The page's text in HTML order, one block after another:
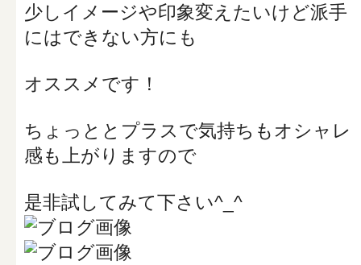
少しイメージや印象変えたいけど派手
にはできない方にも
オススメです！
ちょっととプラスで気持ちもオシャレ
感も上がりますので
是非試してみて下さい^_^